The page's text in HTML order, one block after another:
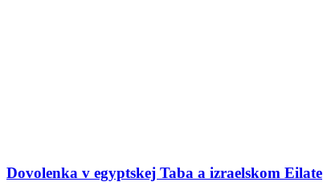
Dovolenka v egyptskej Taba a izraelskom Eilate